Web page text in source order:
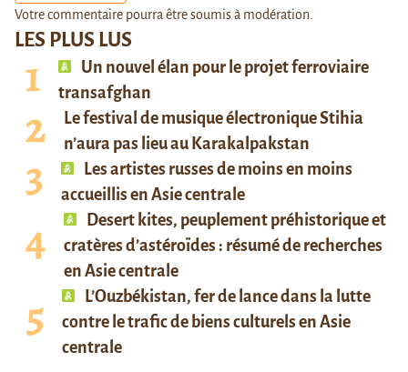
LES PLUS LUS
Un nouvel élan pour le projet ferroviaire
transafghan
Le festival de musique électronique Stihia
n’aura pas lieu au Karakalpakstan
Les artistes russes de moins en moins
accueillis en Asie centrale
Desert kites, peuplement préhistorique et
cratères d’astéroïdes : résumé de recherches
en Asie centrale
L’Ouzbékistan, fer de lance dans la lutte
contre le trafic de biens culturels en Asie
centrale
Votre commentaire pourra être soumis à modération.